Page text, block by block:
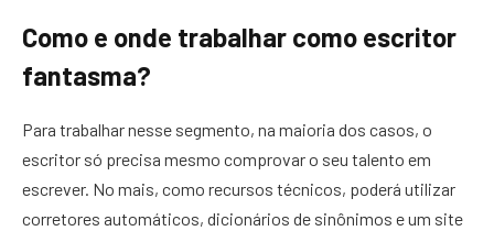
Como e onde trabalhar como escritor
fantasma?
Para trabalhar nesse segmento, na maioria dos casos, o
escritor só precisa mesmo comprovar o seu talento em
escrever. No mais, como recursos técnicos, poderá utilizar
corretores automáticos, dicionários de sinônimos e um site